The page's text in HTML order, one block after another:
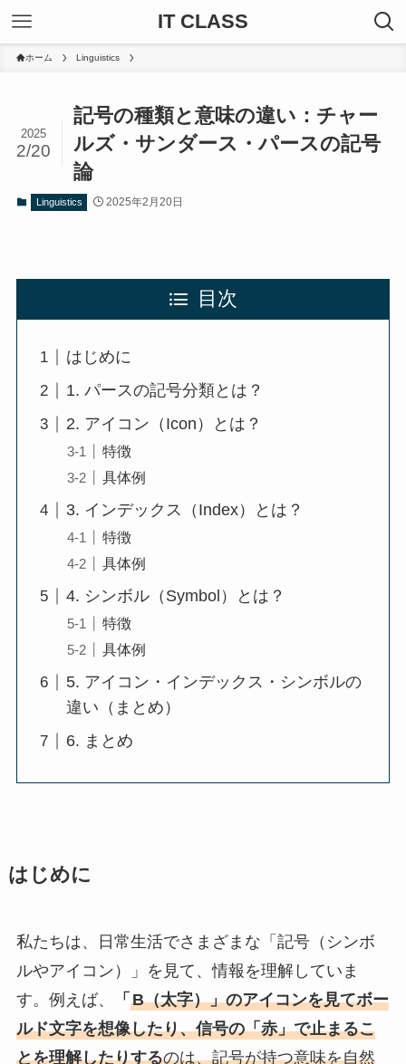
IT CLASS
ホーム Linguistics
記号の種類と意味の違い：チャー
ルズ・サンダース・パースの記号
論
2025
2/20
Linguistics 2025年2月20日
目次
はじめに
1. パースの記号分類とは？
2. アイコン（Icon）とは？
特徴
具体例
3. インデックス（Index）とは？
特徴
具体例
4. シンボル（Symbol）とは？
特徴
具体例
5. アイコン・インデックス・シンボルの
違い（まとめ）
6. まとめ
はじめに
私たちは、日常生活でさまざまな「記号（シンボ
ルやアイコン）」を見て、情報を理解していま
す。例えば、
「 B（太字）」のアイコンを見てボー
ルド文字を想像したり、信号の「赤」で止まるこ
とを理解したりするのは、記号が持つ意味を自然